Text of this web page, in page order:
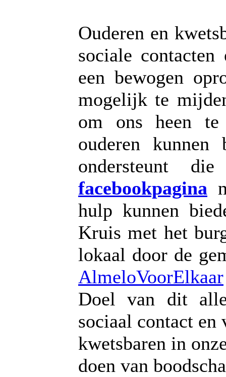
Ouderen en
sociale
een bewogen
mogelijk te
om ons heen
ouderen kunnen
ondersteunt
facebookpagina
hulp kunnen
Kruis met het
lokaal door de
AlmeloVoorElkaar
Doel van dit
sociaal contact
kwetsbaren in
doen van